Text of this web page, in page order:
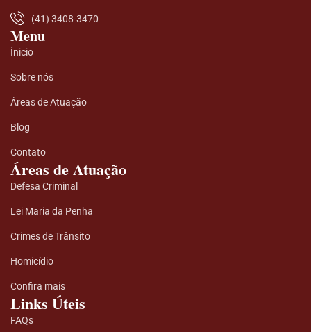
(41) 3408-3470
Menu
Ínicio
Sobre nós
Áreas de Atuação
Blog
Contato
Áreas de Atuação
Defesa Criminal
Lei Maria da Penha
Crimes de Trânsito
Homicídio
Confira mais
Links Úteis
FAQs